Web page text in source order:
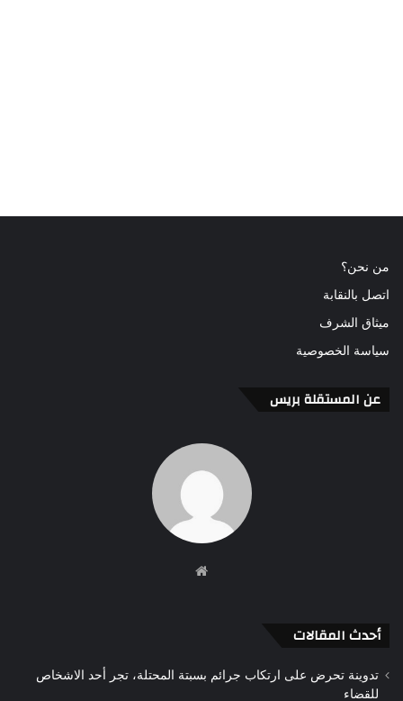
من نحن؟
اتصل بالنقابة
ميثاق الشرف
سياسة الخصوصية
عن المستقلة بريس
أحدث المقالات
تدوينة تحرض على ارتكاب جرائم بسبتة المحتلة، تجر أحد الاشخاص
للقضاء